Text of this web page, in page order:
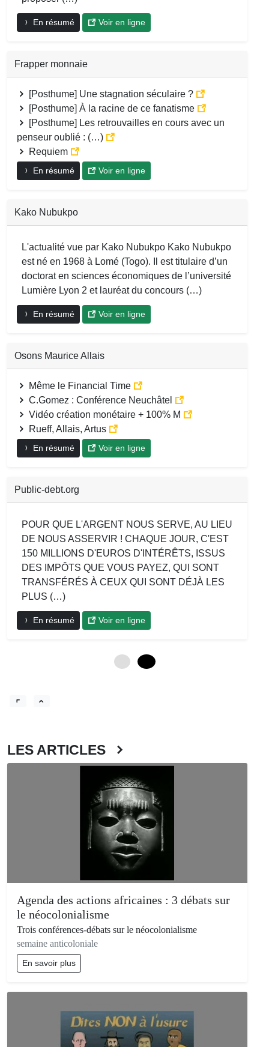
En résumé Voir en ligne
Frapper monnaie
[Posthume] Une stagnation séculaire ?
[Posthume] À la racine de ce fanatisme
[Posthume] Les retrouvailles en cours avec un
penseur oublié : (…)
Requiem
En résumé Voir en ligne
Kako Nubukpo
L'actualité vue par Kako Nubukpo Kako Nubukpo
est né en 1968 à Lomé (Togo). Il est titulaire d’un
doctorat en sciences économiques de l’université
Lumière Lyon 2 et lauréat du concours (…)
En résumé Voir en ligne
Osons Maurice Allais
Même le Financial Time
C.Gomez : Conférence Neuchâtel
Vidéo création monétaire + 100% M
Rueff, Allais, Artus
En résumé Voir en ligne
Public-debt.org
POUR QUE L'ARGENT NOUS SERVE, AU LIEU
DE NOUS ASSERVIR ! CHAQUE JOUR, C'EST
150 MILLIONS D'EUROS D'INTÉRÊTS, ISSUS
DES IMPÔTS QUE VOUS PAYEZ, QUI SONT
TRANSFÉRÉS À CEUX QUI SONT DÉJÀ LES
PLUS (…)
En résumé Voir en ligne
LES ARTICLES
Agenda des actions africaines : 3 débats sur
le néocolonialisme
Trois conférences-débats sur le néocolonialisme
semaine anticoloniale
En savoir plus